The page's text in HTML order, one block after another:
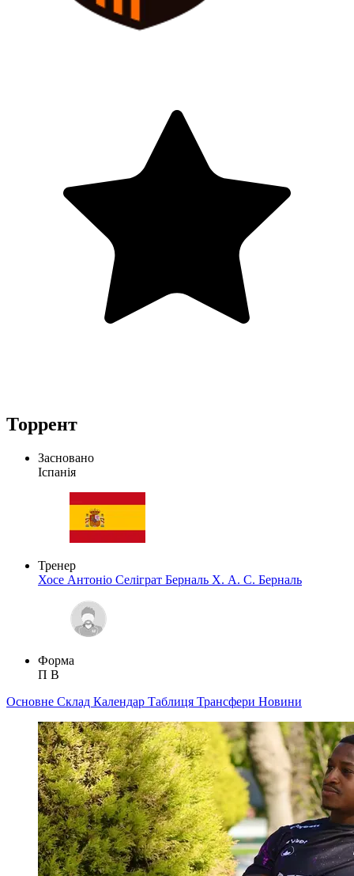
Торрент
Засновано
Іспанія
Тренер
Хосе Антоніо Селіграт Берналь Х. А. С. Берналь
Форма
П В
Основне Склад Календар Таблиця Трансфери Новини